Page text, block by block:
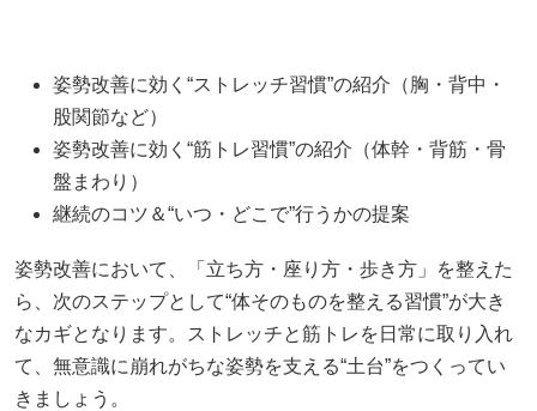
姿勢改善に効く“ストレッチ習慣”の紹介（胸・背中・
股関節など）
姿勢改善に効く“筋トレ習慣”の紹介（体幹・背筋・骨
盤まわり）
継続のコツ＆“いつ・どこで”行うかの提案
姿勢改善において、「立ち方・座り方・歩き方」を整えた
ら、次のステップとして“体そのものを整える習慣”が大き
なカギとなります。ストレッチと筋トレを日常に取り入れ
て、無意識に崩れがちな姿勢を支える“土台”をつくってい
きましょう。